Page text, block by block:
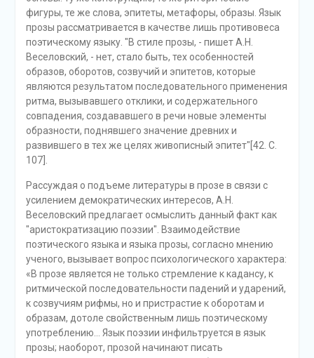
фигуры, те же слова, эпитеты, метафоры, образы. Язык
прозы рассматривается в качестве лишь противовеса
поэтическому языку. "В стиле прозы, - пишет А.Н.
Веселовский, - нет, стало быть, тех особенностей
образов, оборотов, созвучий и эпитетов, которые
являются результатом последовательного применения
ритма, вызывавшего отклики, и содержательного
совпадения, создававшего в речи новые элементы
образности, поднявшего значение древних и
развившего в тех же целях живописный эпитет"[42. С.
107].
Рассуждая о подъеме литературы в прозе в связи с
усилением демократических интересов, А.Н.
Веселовский предлагает осмыслить данный факт как
"аристократизацию поэзии". Взаимодействие
поэтического языка и языка прозы, согласно мнению
ученого, вызывает вопрос психологического характера:
«В прозе является не только стремление к кадансу, к
ритмической последовательности падений и ударений,
к созвучиям рифмы, но и пристрастие к оборотам и
образам, дотоле свойственным лишь поэтическому
употреблению… Язык поэзии инфильтруется в язык
прозы; наоборот, прозой начинают писать